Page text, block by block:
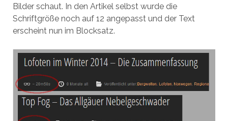
Bilder schaut. In den Artikel selbst wurde die
Schriftgröße noch auf 12 angepasst und der Text
erscheint nun im Blocksatz.